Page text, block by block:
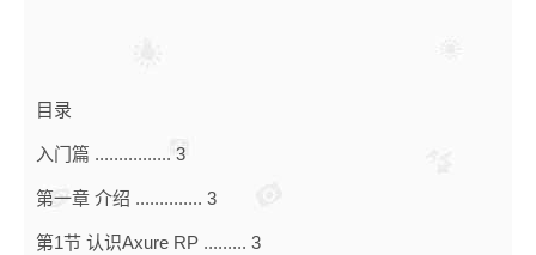
目录
入门篇 ................ 3
第一章 介绍 .............. 3
第1节 认识Axure RP ......... 3